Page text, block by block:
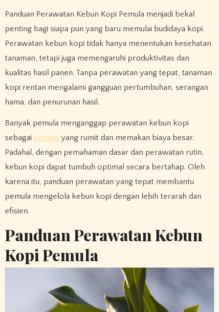
Panduan Perawatan Kebun Kopi Pemula menjadi bekal
penting bagi siapa pun yang baru memulai budidaya kopi.
Perawatan kebun kopi tidak hanya menentukan kesehatan
tanaman, tetapi juga memengaruhi produktivitas dan
kualitas hasil panen. Tanpa perawatan yang tepat, tanaman
kopi rentan mengalami gangguan pertumbuhan, serangan
hama, dan penurunan hasil.
Banyak pemula menganggap perawatan kebun kopi
sebagai proses yang rumit dan memakan biaya besar.
Padahal, dengan pemahaman dasar dan perawatan rutin,
kebun kopi dapat tumbuh optimal secara bertahap. Oleh
karena itu, panduan perawatan yang tepat membantu
pemula mengelola kebun kopi dengan lebih terarah dan
efisien.
Panduan Perawatan Kebun
Kopi Pemula